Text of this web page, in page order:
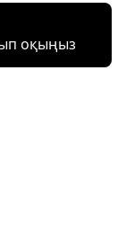
оқыңыз